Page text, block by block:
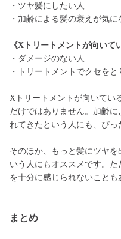
・ツヤ髪にしたい人
・加齢による髪の衰えが気に
《Xトリートメントが向いて
・ダメージのない人
・トリートメントでクセをと
Xトリートメントが向いてい
だけではありません。加齢
れてきたという人にも、ぴっ
そのほか、もっと髪にツヤ
いう人にもオススメです。
を十分に感じられないことも
まとめ